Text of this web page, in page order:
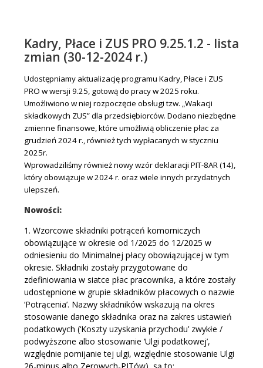
Kadry, Płace i ZUS PRO 9.25.1.2 - lista
zmian (30-12-2024 r.)
Udostępniamy aktualizację programu Kadry, Płace i ZUS
PRO w wersji 9.25, gotową do pracy w 2025 roku.
Umożliwiono w niej rozpoczęcie obsługi tzw. „Wakacji
składkowych ZUS” dla przedsiębiorców. Dodano niezbędne
zmienne finansowe, które umożliwią obliczenie płac za
grudzień 2024 r., również tych wypłacanych w styczniu
2025r.
Wprowadziliśmy również nowy wzór deklaracji PIT-8AR (14),
który obowiązuje w 2024 r. oraz wiele innych przydatnych
ulepszeń.
Nowości:
1. Wzorcowe składniki potrąceń komorniczych
obowiązujące w okresie od 1/2025 do 12/2025 w
odniesieniu do Minimalnej płacy obowiązującej w tym
okresie. Składniki zostały przygotowane do
zdefiniowania w siatce płac pracownika, a które zostały
udostępnione w grupie składników płacowych o nazwie
‘Potrącenia’. Nazwy składników wskazują na okres
stosowanie danego składnika oraz na zakres ustawień
podatkowych (‘Koszty uzyskania przychodu’ zwykłe /
podwyższone albo stosowanie ‘Ulgi podatkowej’,
względnie pomijanie tej ulgi, względnie stosowanie Ulgi